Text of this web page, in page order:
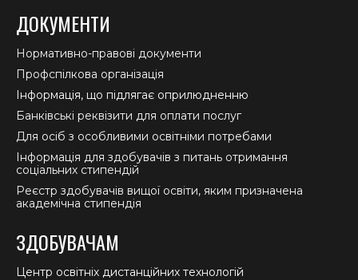
ДОКУМЕНТИ
Нормативно-правові документи
Профспілкова організація
Інформація, що підлягає оприлюдненню
Банківські реквізити для оплати послуг
Для осіб з особливими освітніми потребами
Інформація для здобувачів з питань отримання
соціальних стипендій
Реєстр здобувачів вищої освіти, яким призначена
академічна стипендія
ЗДОБУВАЧАМ
Центр освітніх дистанційних технологій